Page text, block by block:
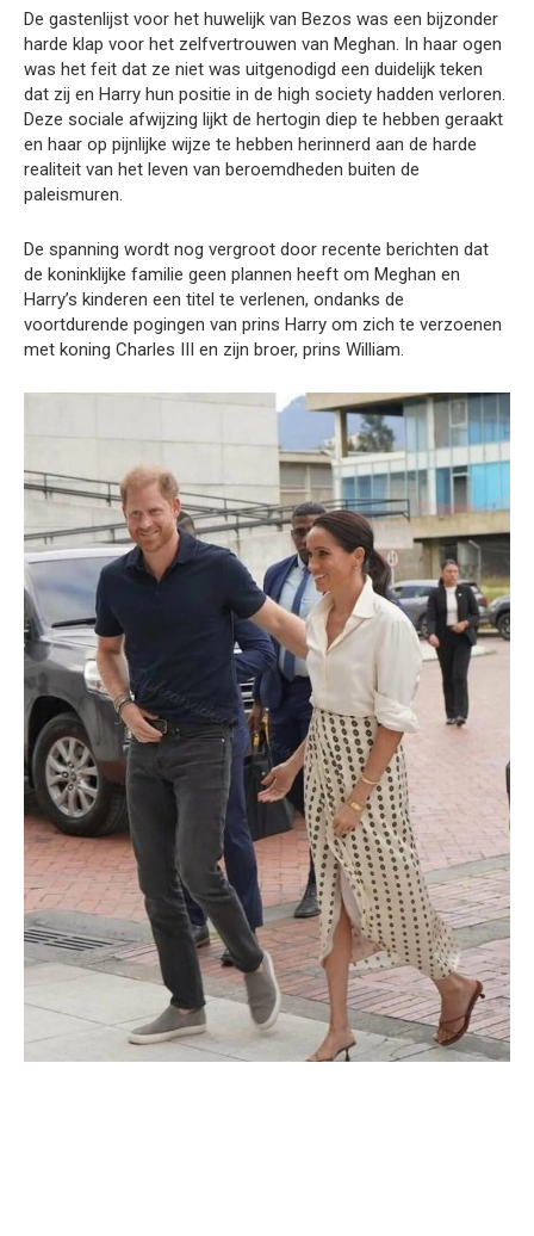
De gastenlijst voor het huwelijk van Bezos was een bijzonder
harde klap voor het zelfvertrouwen van Meghan. In haar ogen
was het feit dat ze niet was uitgenodigd een duidelijk teken
dat zij en Harry hun positie in de high society hadden verloren.
Deze sociale afwijzing lijkt de hertogin diep te hebben geraakt
en haar op pijnlijke wijze te hebben herinnerd aan de harde
realiteit van het leven van beroemdheden buiten de
paleismuren.
De spanning wordt nog vergroot door recente berichten dat
de koninklijke familie geen plannen heeft om Meghan en
Harry’s kinderen een titel te verlenen, ondanks de
voortdurende pogingen van prins Harry om zich te verzoenen
met koning Charles III en zijn broer, prins William.